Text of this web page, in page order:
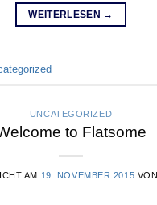
WEITERLESEN →
UNCATEGORIZED
to Flatsome
AM 19. NOVEMBER 2015 VON